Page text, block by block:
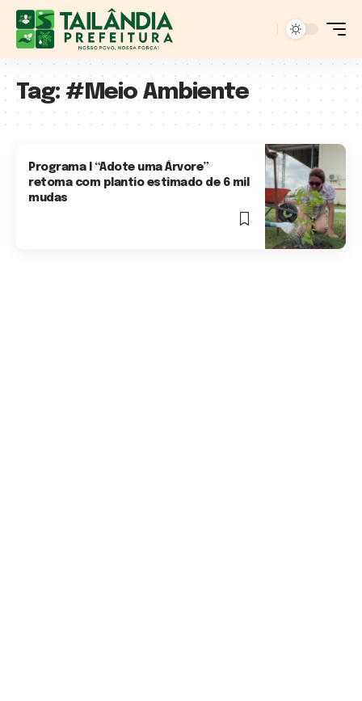
Tag: #Meio Ambiente
Programa l “Adote uma Árvore”
retoma com plantio estimado de 6 mil
mudas